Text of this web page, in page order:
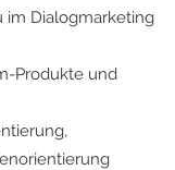
im Dialogmarketing
Produkte und